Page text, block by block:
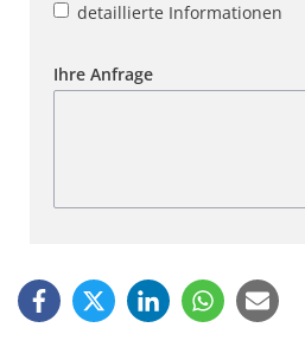
detaillierte Informationen
Ihre Anfrage